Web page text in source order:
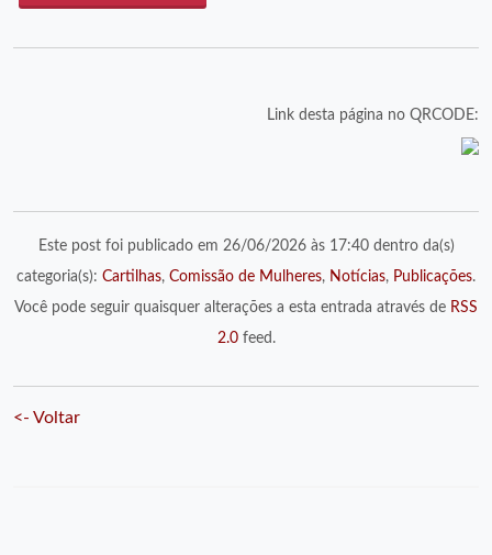
Link desta página no QRCODE:
Este post foi publicado em 26/06/2026 às 17:40 dentro da(s)
categoria(s): Cartilhas, Comissão de Mulheres, Notícias, Publicações.
Você pode seguir quaisquer alterações a esta entrada através de RSS
2.0feed.
<- Voltar